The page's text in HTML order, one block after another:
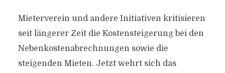
Mieterverein und andere Initiativen kritisieren
seit längerer Zeit die Kostensteigerung bei den
Nebenkostenabrechnungen sowie die
steigenden Mieten. Jetzt wehrt sich das